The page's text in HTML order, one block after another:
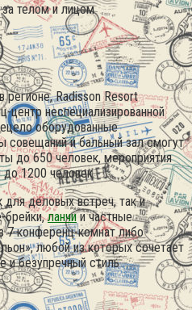
телом и лицом
регионе, Radisson Resort
центр неспециализированной
оборудованные
совещаний и бальный зал смогут
до 650 человек, мероприятия
1200 человек.
деловых встреч, так и
брейки,ланчии частные
7 конференц-комнат либо
любой из которых сочетает
и безупречный стиль